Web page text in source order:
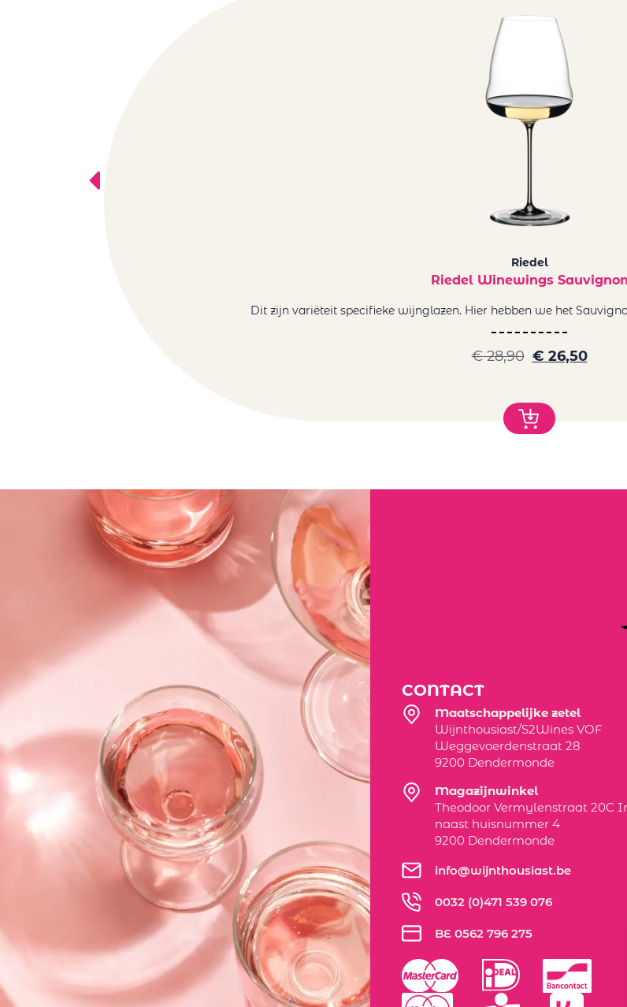
Riedel
Riedel Winewings Sauvignon
Dit zijn variëteit specifieke wijnglazen. Hier hebben we het
€28,90 € 26,50
CONTACT
Maatschappelijke zetel
Wijnthousiast/S2Wines VOF
Weggevoerdenstraat 28
9200 Dendermonde
Magazijnwinkel
Theodoor Vermylenstraat 20C
naast huisnummer 4
9200 Dendermonde
info@wijnthousiast.be
0032 (0)471 539 076
BE 0562 796 275